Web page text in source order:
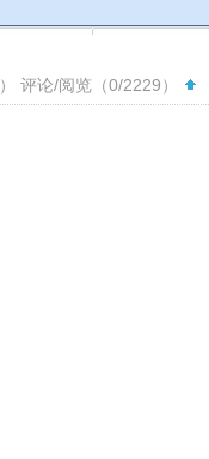
） 评论/阅览（0/2229）